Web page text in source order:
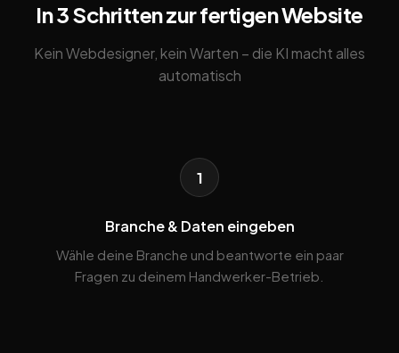
In 3 Schritten zur fertigen Website
Kein Webdesigner, kein Warten – die KI macht alles
automatisch
1
Branche & Daten eingeben
Wähle deine Branche und beantworte ein paar
Fragen zu deinem Handwerker-Betrieb.